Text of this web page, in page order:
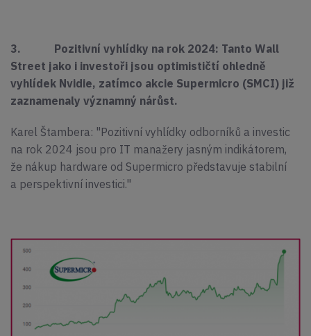
3. Pozitivní vyhlídky na rok 2024: Tanto Wall
Street jako i investoři jsou optimističtí ohledně
vyhlídek Nvidie, zatímco akcie Supermicro (SMCI) již
zaznamenaly významný nárůst.
Karel Štambera: "Pozitivní vyhlídky odborníků a investic
na rok 2024 jsou pro IT manažery jasným indikátorem,
že nákup hardware od Supermicro představuje stabilní
a perspektivní investici."